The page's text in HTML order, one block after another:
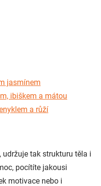
jasmínem
ibiškem a mátou
a růží
udržuje tak strukturu těla i
pocítíte jakousi
motivace nebo i